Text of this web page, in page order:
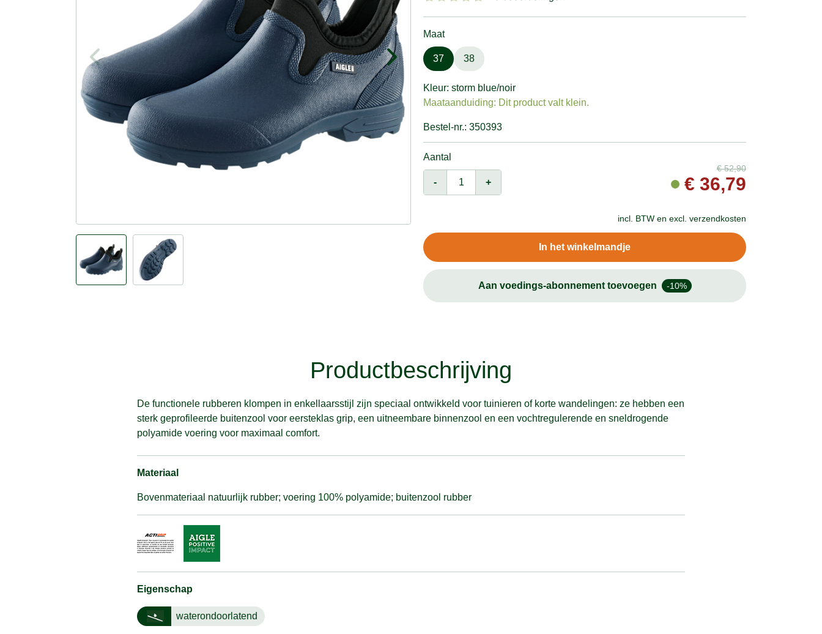
Maat
37 38
Kleur: storm blue/noir
Maataanduiding: Dit product valt klein.
Bestel-nr.: 350393
Aantal
- +
€52,90
€ 36,79
incl. BTW en excl. verzendkosten
In het winkelmandje
Aan voedings-abonnement toevoegen -10%
Productbeschrijving
De functionele rubberen klompen in enkellaarsstijl zijn speciaal ontwikkeld voor tuinieren of korte wandelingen: ze hebben een
sterk geprofileerde buitenzool voor eersteklas grip, een uitneembare binnenzool en een vochtregulerende en sneldrogende
polyamide voering voor maximaal comfort.
Materiaal
Bovenmateriaal natuurlijk rubber; voering 100% polyamide; buitenzool rubber
Eigenschap
waterondoorlatend